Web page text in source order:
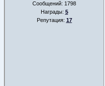
Сообщений: 1798
Награды: 5
Репутация: 17